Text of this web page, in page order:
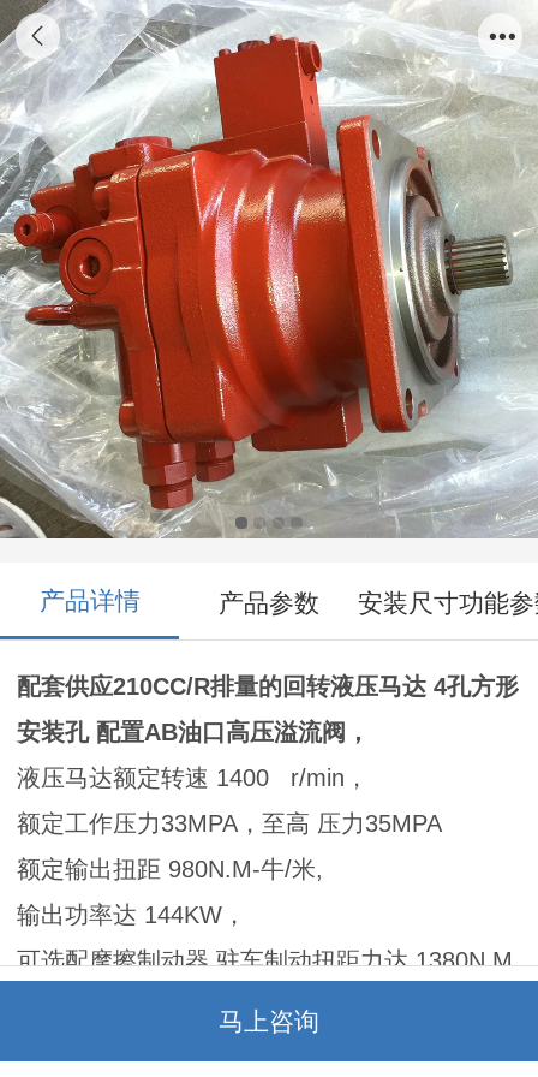
210CC/R排量的回转液压马达 4孔方形安装孔
配置AB油口高压溢流阀
产品详情 产品参数 安装尺寸功能
配套供应210CC/R排量的回转液压马达 4孔方形
安装孔 配置AB油口高压溢流阀，
液压马达额定转速 1400 r/min，
额定工作压力33MPA，至高 压力35MPA
额定输出扭距 980N.M-牛/米,
输出功率达 144KW，
可选配摩擦制动器 驻车制动扭距力达 1380N.M
马上咨询